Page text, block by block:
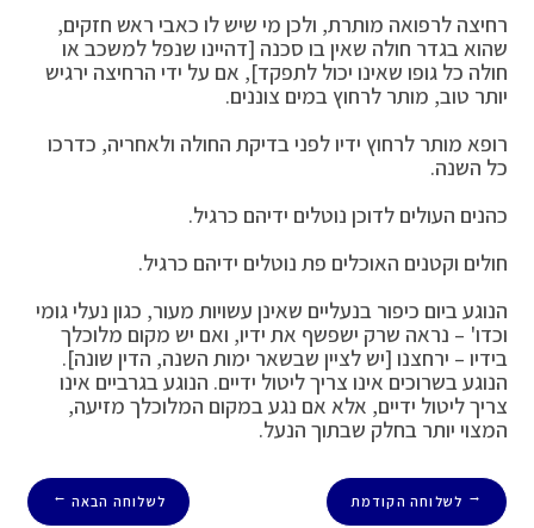
רחיצה לרפואה מותרת, ולכן מי שיש לו כאבי ראש חזקים,
שהוא בגדר חולה שאין בו סכנה [דהיינו שנפל למשכב או
חולה כל גופו שאינו יכול לתפקד], אם על ידי הרחיצה ירגיש
יותר טוב, מותר לרחוץ במים צוננים.
רופא מותר לרחוץ ידיו לפני בדיקת החולה ולאחריה, כדרכו
כל השנה.
כהנים העולים לדוכן נוטלים ידיהם כרגיל.
חולים וקטנים האוכלים פת נוטלים ידיהם כרגיל.
הנוגע ביום כיפור בנעליים שאינן עשויות מעור, כגון נעלי גומי
וכדו' – נראה שרק ישפשף את ידיו, ואם יש מקום מלוכלך
בידיו – ירחצנו [יש לציין שבשאר ימות השנה, הדין שונה].
הנוגע בשרוכים אינו צריך ליטול ידיים. הנוגע בגרביים אינו
צריך ליטול ידיים, אלא אם נגע במקום המלוכלך מזיעה,
המצוי יותר בחלק שבתוך הנעל.
← לשלוחה הקודמת לשלוחה הבאה →